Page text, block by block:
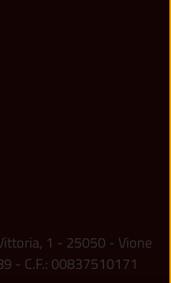
1 - 25050 - Vione
- C.F.: 00837510171